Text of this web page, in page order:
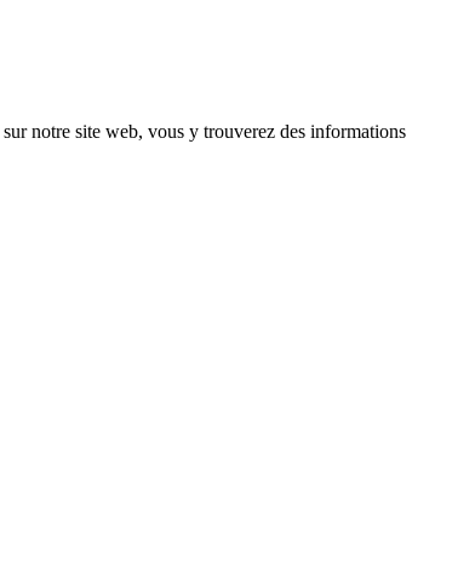
sur notre site web, vous y trouverez des informations